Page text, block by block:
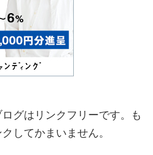
グはリンクフリーです。も
してかまいません。